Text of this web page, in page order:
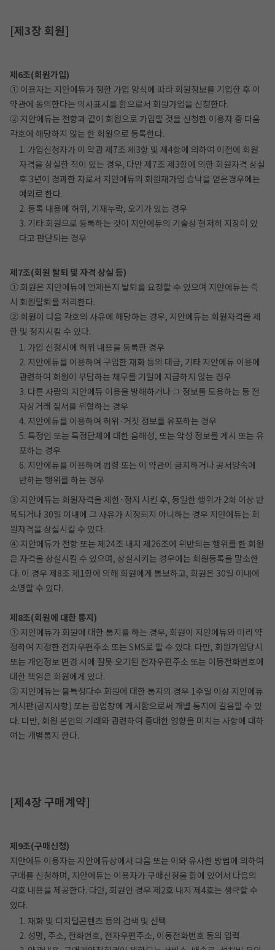
[제3장 회원]
제6조(회원가입)
① 이용자는 지안에듀가 정한 가입 양식에 따라 회원정보를 기입한 후 이
약관에 동의한다는 의사표시를 함으로서 회원가입을 신청한다.
② 지안에듀는 전항과 같이 회원으로 가입할 것을 신청한 이용자 중 다음
각호에 해당하지 않는 한 회원으로 등록한다.
1. 가입신청자가 이 약관 제7조 제3항 및 제4항에 의하여 이전에 회원
자격을 상실한 적이 있는 경우, 다만 제7조 제3항에 의한 회원자격 상실
후 3년이 경과한 자로서 지안에듀의 회원재가입 승낙을 얻은경우에는
예외로 한다.
2. 등록 내용에 허위, 기재누락, 오기가 있는 경우
3. 기타 회원으로 등록하는 것이 지안에듀의 기술상 현저히 지장이 있
다고 판단되는 경우
제7조(회원 탈퇴 및 자격 상실 등)
① 회원은 지안에듀에 언제든지 탈퇴를 요청할 수 있으며 지안에듀는 즉
시 회원탈퇴를 처리한다.
② 회원이 다음 각호의 사유에 해당하는 경우, 지안에듀는 회원자격을 제
한 및 정지시킬 수 있다.
1. 가입 신청시에 허위 내용을 등록한 경우
2. 지안에듀를 이용하여 구입한 재화 등의 대금, 기타 지안에듀 이용에
관련하여 회원이 부담하는 채무를 기일에 지급하지 않는 경우
3. 다른 사람의 지안에듀 이용을 방해하거나 그 정보를 도용하는 등 전
자상거래 질서를 위협하는 경우
4. 지안에듀를 이용하여 허위·거짓 정보를 유포하는 경우
5. 특정인 또는 특정단체에 대한 음해성, 또는 악성 정보를 게시 또는 유
포하는 경우
6. 지안에듀를 이용하여 법령 또는 이 약관이 금지하거나 공서양속에
반하는 행위를 하는 경우
③ 지안에듀는 회원자격을 제한·정지 시킨 후, 동일한 행위가 2회 이상 반
복되거나 30일 이내에 그 사유가 시정되지 아니하는 경우 지안에듀는 회
원자격을 상실시킬 수 있다.
④ 지안에듀가 전항 또는 제24조 내지 제26조에 위반되는 행위를 한 회원
은 자격을 상실시킬 수 있으며, 상실시키는 경우에는 회원등록을 말소한
다. 이 경우 제8조 제1항에 의해 회원에게 통보하고, 회원은 30일 이내에
소명할 수 있다.
제8조(회원에 대한 통지)
① 지안에듀가 회원에 대한 통지를 하는 경우, 회원이 지안에듀와 미리 약
정하여 지정한 전자우편주소 또는 SMS로 할 수 있다. 다만, 회원가입당시
또는 개인정보 변경 시에 잘못 오기된 전자우편주소 또는 이동전화번호에
대한 책임은 회원에게 있다.
② 지안에듀는 불특정다수 회원에 대한 통지의 경우 1주일 이상 지안에듀
게시판(공지사항) 또는 팝업창에 게시함으로써 개별 통지에 갈음할 수 있
다. 다만, 회원 본인의 거래와 관련하여 중대한 영향을 미치는 사항에 대하
여는 개별통지 한다.
[제4장 구매계약]
제9조(구매신청)
지안에듀 이용자는 지안에듀상에서 다음 또는 이와 유사한 방법에 의하여
구매를 신청하며, 지안에듀는 이용자가 구매신청을 함에 있어서 다음의
각호 내용을 제공한다. 다만, 회원인 경우 제2호 내지 제4호는 생략할 수
있다.
1. 재화 및 디지털콘텐츠 등의 검색 및 선택
2. 성명, 주소, 전화번호, 전자우편주소, 이동전화번호 등의 입력